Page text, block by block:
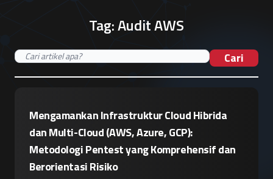
Tag:Audit AWS
Cari
Mengamankan Infrastruktur Cloud Hibrida
dan Multi-Cloud (AWS, Azure, GCP):
Metodologi Pentest yang Komprehensif dan
Berorientasi Risiko